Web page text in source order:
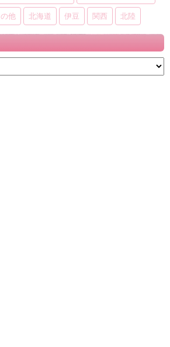
他 北海道 伊豆 関西 北陸